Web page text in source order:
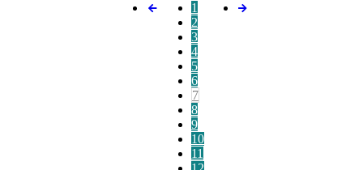
1
2
3
4
5
6
7
8
9
10
11